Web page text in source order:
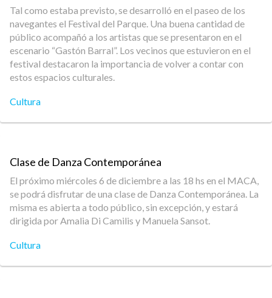
Tal como estaba previsto, se desarrolló en el paseo de los
navegantes el Festival del Parque. Una buena cantidad de
público acompañó a los artistas que se presentaron en el
escenario “Gastón Barral”. Los vecinos que estuvieron en el
festival destacaron la importancia de volver a contar con
estos espacios culturales.
Cultura
Clase de Danza Contemporánea
El próximo miércoles 6 de diciembre a las 18 hs en el MACA,
se podrá disfrutar de una clase de Danza Contemporánea. La
misma es abierta a todo público, sin excepción, y estará
dirigida por Amalia Di Camilis y Manuela Sansot.
Cultura